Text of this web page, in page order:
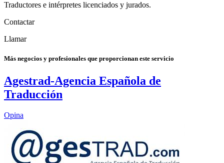
Traductores e intérpretes licenciados y jurados.
Contactar
Llamar
Más negocios y profesionales que proporcionan este servicio
Agestrad-Agencia Española de
Traducción
Opina